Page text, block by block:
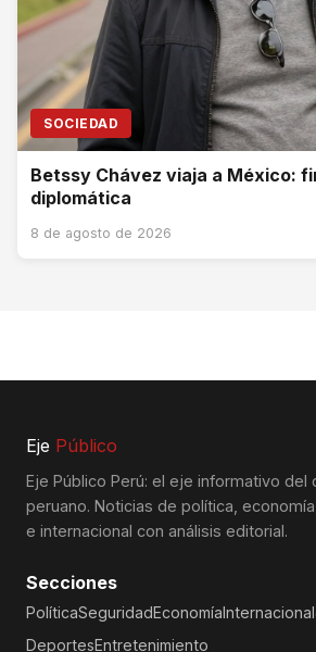
SOCIEDAD
Betssy Chávez viaja a México:
diplomática
8 de agosto de 2026
Eje Público
Eje Público Perú: el eje informativo del
peruano. Noticias de política,
e internacional con análisis editorial.
Secciones
PolíticaSeguridadEconomíaInternacional
DeportesEntretenimiento